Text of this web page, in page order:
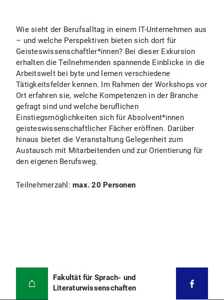
Wie sieht der Berufsalltag in einem IT-Unternehmen aus
– und welche Perspektiven bieten sich dort für
Geisteswissenschaftler*innen? Bei dieser Exkursion
erhalten die Teilnehmenden spannende Einblicke in die
Arbeitswelt bei byte und lernen verschiedene
Tätigkeitsfelder kennen. Im Rahmen der Workshops vor
Ort erfahren sie, welche Kompetenzen in der Branche
gefragt sind und welche beruflichen
Einstiegsmöglichkeiten sich für Absolvent*innen
geisteswissenschaftlicher Fächer eröffnen. Darüber
hinaus bietet die Veranstaltung Gelegenheit zum
Austausch mit Mitarbeitenden und zur Orientierung für
den eigenen Berufsweg.
Teilnehmerzahl: max. 20 Personen
Fakultät für Sprach- und
Literaturwissenschaften